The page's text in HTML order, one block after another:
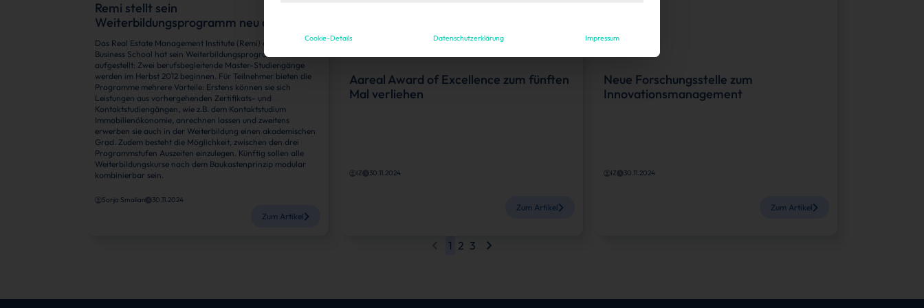
Remi stellt sein
Weiterbildungsprogramm neu auf
Das Real Estate Management Institute (Remi) an der EBS
Business School hat sein Weiterbildungsprogramm neu
aufgestellt: Zwei berufsbegleitende Master-Studiengänge
werden im Herbst 2012 beginnen. Für Teilnehmer bieten die
Programme mehrere Vorteile: Erstens können sie sich
Leistungen aus vorhergehenden Zertifikats- und
Kontaktstudiengängen, wie z.B. dem Kontaktstudium
Immobilienökonomie, anrechnen lassen und zweitens
erwerben sie auch in der Weiterbildung einen akademischen
Grad. Zudem besteht die Möglichkeit, zwischen den drei
Programmstufen Auszeiten einzulegen. Künftig sollen alle
Weiterbildungskurse nach dem Baukastenprinzip modular
kombinierbar sein.
Sonja Smalian 30.11.2024
Zum Artikel
Aareal Award of Excellence zum fünften
Mal verliehen
IZ 30.11.2024
Zum Artikel
Neue Forschungsstelle zum
Innovationsmanagement
IZ 30.11.2024
Zum Artikel
1 2 3
Cookie-Details Datenschutzerklärung Impressum